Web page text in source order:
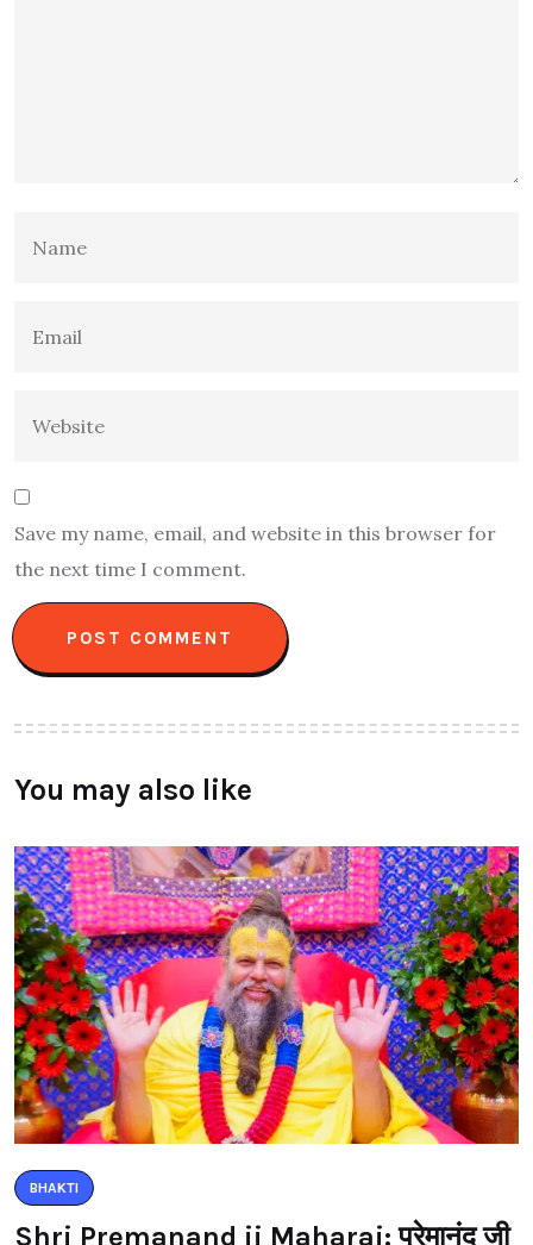
Save my name, email, and website in this browser for
the next time I comment.
You may also like
BHAKTI
Shri Premanand ji Maharaj: प्रेमानंद जी